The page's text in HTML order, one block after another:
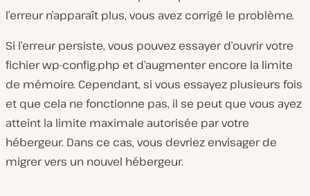
l’erreur n’apparaît plus, vous avez corrigé le problème.
Si l’erreur persiste, vous pouvez essayer d’ouvrir votre
fichierwp-config.php et d’augmenter encore la limite
de mémoire. Cependant, si vous essayez plusieurs fois
et que cela ne fonctionne pas, il se peut que vous ayez
atteint la limite maximale autorisée par votre
hébergeur. Dans ce cas, vous devriez envisager de
migrer vers un nouvel hébergeur.